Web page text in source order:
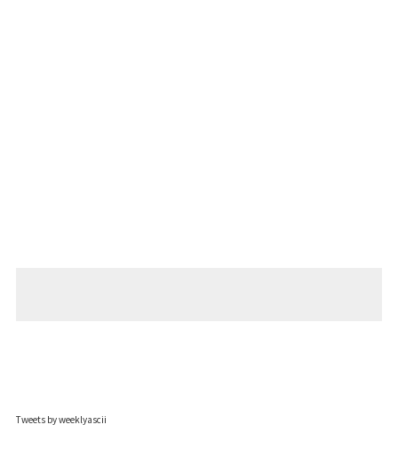
Tweets by weeklyascii